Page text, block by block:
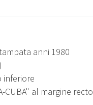
anni 1980
inferiore
CUBA" al margine recto